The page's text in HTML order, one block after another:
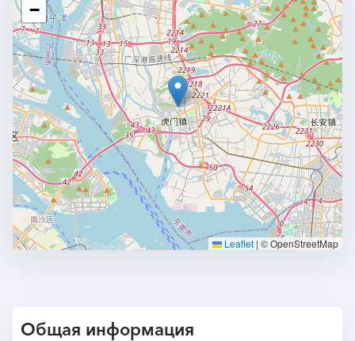
−
Leaflet | © OpenStreetMap
Общая информация